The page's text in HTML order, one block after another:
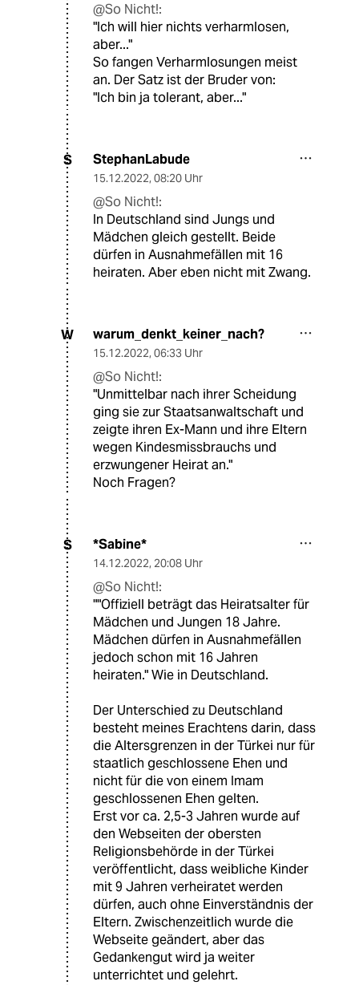
@So Nicht!:
"Ich will hier nichts verharmlosen,
aber..."
So fangen Verharmlosungen meist
an. Der Satz ist der Bruder von:
"Ich bin ja tolerant, aber..."
S StephanLabude
15.12.2022, 08:20 Uhr
@So Nicht!:
In Deutschland sind Jungs und
Mädchen gleich gestellt. Beide
dürfen in Ausnahmefällen mit 16
heiraten. Aber eben nicht mit Zwang.
W warum_denkt_keiner_nach?
15.12.2022, 06:33 Uhr
@So Nicht!:
"Unmittelbar nach ihrer Scheidung
ging sie zur Staatsanwaltschaft und
zeigte ihren Ex-Mann und ihre Eltern
wegen Kindesmissbrauchs und
erzwungener Heirat an."
Noch Fragen?
S *Sabine*
14.12.2022, 20:08 Uhr
@So Nicht!:
""Offiziell beträgt das Heiratsalter für
Mädchen und Jungen 18 Jahre.
Mädchen dürfen in Ausnahmefällen
jedoch schon mit 16 Jahren
heiraten." Wie in Deutschland.
Der Unterschied zu Deutschland
besteht meines Erachtens darin, dass
die Altersgrenzen in der Türkei nur für
staatlich geschlossene Ehen und
nicht für die von einem Imam
geschlossenen Ehen gelten.
Erst vor ca. 2,5-3 Jahren wurde auf
den Webseiten der obersten
Religionsbehörde in der Türkei
veröffentlicht, dass weibliche Kinder
mit 9 Jahren verheiratet werden
dürfen, auch ohne Einverständnis der
Eltern. Zwischenzeitlich wurde die
Webseite geändert, aber das
Gedankengut wird ja weiter
unterrichtet und gelehrt.